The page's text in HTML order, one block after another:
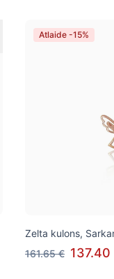
Atlaide -15%
Zelta kulons,
161.65 € 137.40